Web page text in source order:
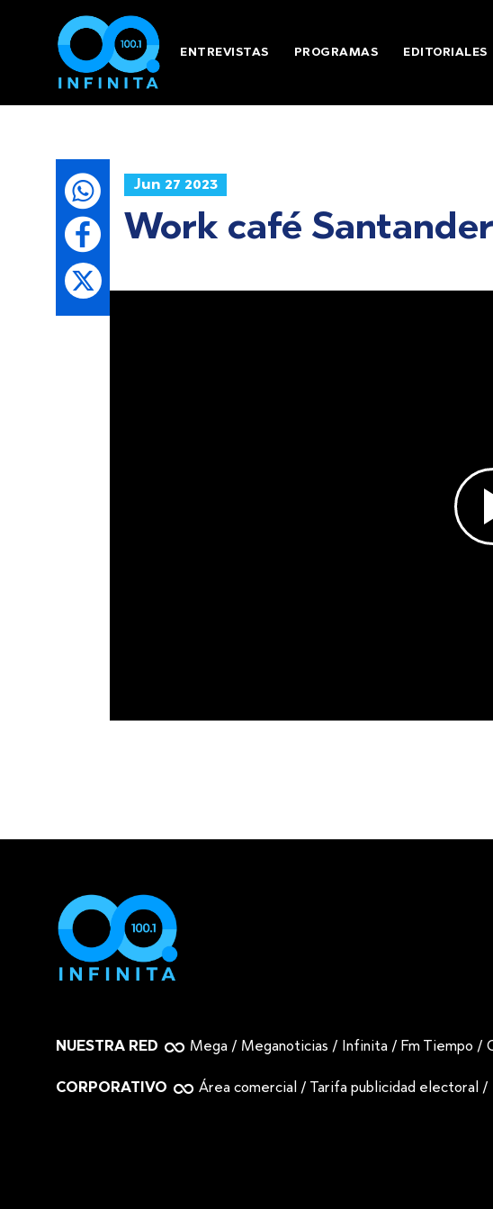
ENTREVISTAS PROGRAMAS EDITORIALES
Jun 27 2023
Work café
NUESTRA RED Mega / Meganoticias / Infinita / Fm Tiempo /
CORPORATIVO Área comercial / Tarifa publicidad electoral /